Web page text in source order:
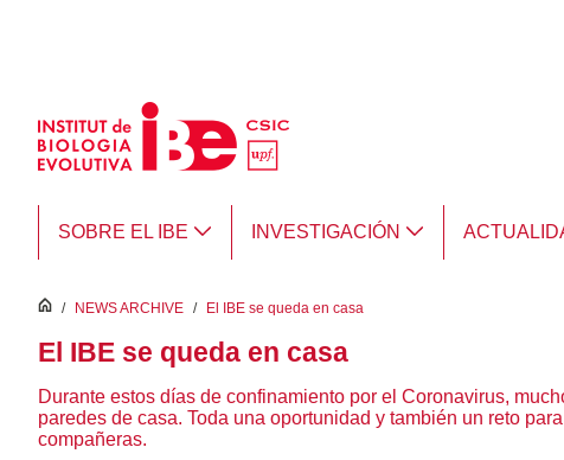
SOBRE EL IBE INVESTIGACIÓN
inici
/ NEWS ARCHIVE / El IBE se queda en casa
El IBE se queda en casa
Durante estos días de confinamiento por el Coronavirus,
paredes de casa. Toda una oportunidad y también un reto
compañeras.